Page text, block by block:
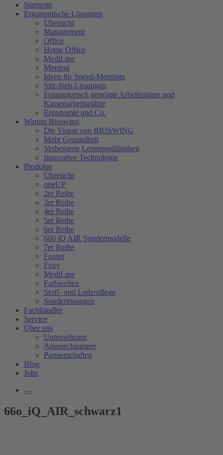
Startseite
Ergonomische Lösungen
Übersicht
Management
Office
Home Office
MediLine
Meeting
Ideen für Speed-Meetings
Sitz-Steh-Lösungen
Feinmotorisch geprägte Arbeitsplätze und
Kassenarbeitsplätze
Ergonomie und Co.
Warum Bioswing
Die Vision von BIOSWING
Mehr Gesundheit
Verbesserte Leistungsfähigkeit
Innovative Technologie
Produkte
Übersicht
oneUP
2er Reihe
3er Reihe
4er Reihe
5er Reihe
6er Reihe
660 iQ AIR Sondermodelle
7er Reihe
Foxter
Foxy
MediLine
Farbwelten
Stoff- und Lederpflege
Sonderlösungen
Fachhändler
Service
Über uns
Unternehmen
Ansprechpartner
Partnerschaften
Blog
Jobs
66o_iQ_AIR_schwarz1